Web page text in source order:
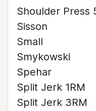
Shoulder Press
Sisson
Small
Smykowski
Spehar
Split Jerk 1RM
Split Jerk 3RM